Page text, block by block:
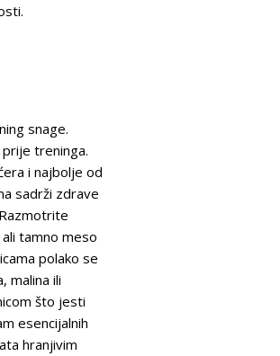
snage.
treninga.
i najbolje od
sadrži zdrave
tamno meso
polako se
malina ili
što jesti
esencijalnih
hranjivim